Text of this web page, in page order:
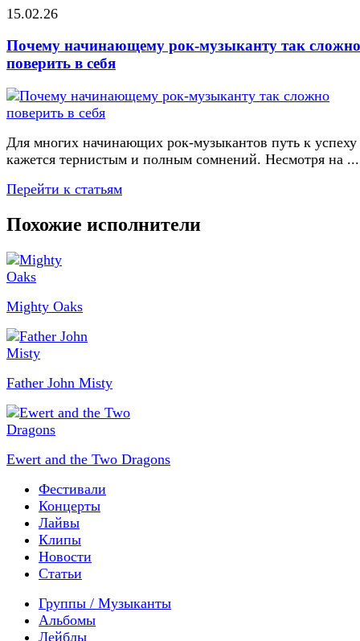
15.02.26
Почему начинающему рок-музыканту так сложно
поверить в себя
Для многих начинающих рок-музыкантов путь к успеху
кажется тернистым и полным сомнений. Несмотря на ...
Перейти к статьям
Похожие исполнители
Mighty Oaks
Father John Misty
Ewert and the Two Dragons
Фестивали
Концерты
Лайвы
Клипы
Новости
Статьи
Группы / Музыканты
Альбомы
Лейблы